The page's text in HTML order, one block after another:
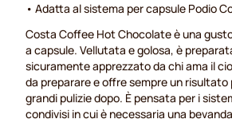
• Adatta al sistema per capsule Podio
Costa Coffee Hot Chocolate è una
a capsule. Vellutata e golosa, è
sicuramente apprezzato da chi ama il
da preparare e offre sempre un
grandi pulizie dopo. È pensata per i
condivisi in cui è necessaria una